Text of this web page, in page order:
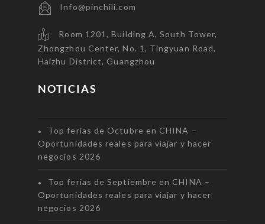
Info@pinchili.com
Room 1201, Building A, South Tower,
Zhongzhou Center, No. 1, Tingyuan Road,
Haizhu District, Guangzhou
NOTICIAS
Top ferias de Octubre en CHINA –
Oportunidades reales para viajar y hacer
negocios 2026
Top ferias de Septiembre en CHINA –
Oportunidades reales para viajar y hacer
negocios 2026